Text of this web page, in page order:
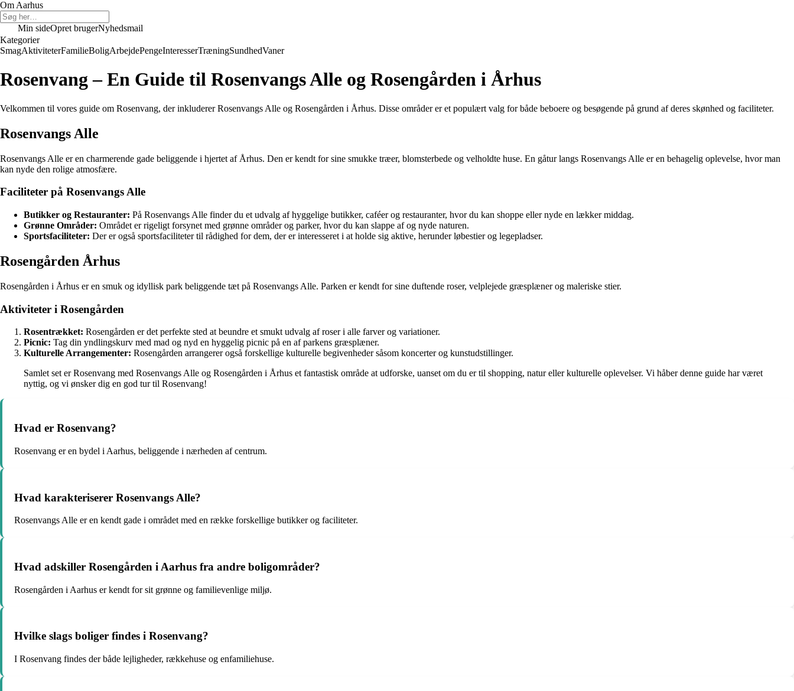
Om Aarhus
Min sideOpret brugerNyhedsmail
Kategorier
SmagAktiviteterFamilieBoligArbejdePengeInteresserTræningSundhedVaner
Rosenvang – En Guide til Rosenvangs Alle og Rosengården i Århus
Velkommen til vores guide om Rosenvang, der inkluderer Rosenvangs Alle og Rosengården i Århus. Disse områder er et populært valg for både beboere og besøgende på grund af deres skønhed og faciliteter.
Rosenvangs Alle
Rosenvangs Alle er en charmerende gade beliggende i hjertet af Århus. Den er kendt for sine smukke træer, blomsterbede og velholdte huse. En gåtur langs Rosenvangs Alle er en behagelig oplevelse, hvor man
kan nyde den rolige atmosfære.
Faciliteter på Rosenvangs Alle
Butikker og Restauranter: På Rosenvangs Alle finder du et udvalg af hyggelige butikker, caféer og restauranter, hvor du kan shoppe eller nyde en lækker middag.
Grønne Områder: Området er rigeligt forsynet med grønne områder og parker, hvor du kan slappe af og nyde naturen.
Sportsfaciliteter: Der er også sportsfaciliteter til rådighed for dem, der er interesseret i at holde sig aktive, herunder løbestier og legepladser.
Rosengården Århus
Rosengården i Århus er en smuk og idyllisk park beliggende tæt på Rosenvangs Alle. Parken er kendt for sine duftende roser, velplejede græsplæner og maleriske stier.
Aktiviteter i Rosengården
Rosentrækket: Rosengården er det perfekte sted at beundre et smukt udvalg af roser i alle farver og variationer.
Picnic: Tag din yndlingskurv med mad og nyd en hyggelig picnic på en af parkens græsplæner.
Kulturelle Arrangementer: Rosengården arrangerer også forskellige kulturelle begivenheder såsom koncerter og kunstudstillinger.
Samlet set er Rosenvang med Rosenvangs Alle og Rosengården i Århus et fantastisk område at udforske, uanset om du er til shopping, natur eller kulturelle oplevelser. Vi håber denne guide har været
nyttig, og vi ønsker dig en god tur til Rosenvang!
Hvad er Rosenvang?
Rosenvang er en bydel i Aarhus, beliggende i nærheden af centrum.
Hvad karakteriserer Rosenvangs Alle?
Rosenvangs Alle er en kendt gade i området med en række forskellige butikker og faciliteter.
Hvad adskiller Rosengården i Aarhus fra andre boligområder?
Rosengården i Aarhus er kendt for sit grønne og familievenlige miljø.
Hvilke slags boliger findes i Rosenvang?
I Rosenvang findes der både lejligheder, rækkehuse og enfamiliehuse.